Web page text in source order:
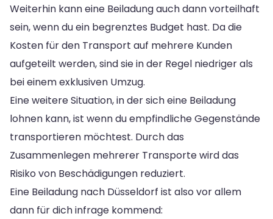
Weiterhin kann eine Beiladung auch dann vorteilhaft
sein, wenn du ein begrenztes Budget hast. Da die
Kosten für den Transport auf mehrere Kunden
aufgeteilt werden, sind sie in der Regel niedriger als
bei einem exklusiven Umzug.
Eine weitere Situation, in der sich eine Beiladung
lohnen kann, ist wenn du empfindliche Gegenstände
transportieren möchtest. Durch das
Zusammenlegen mehrerer Transporte wird das
Risiko von Beschädigungen reduziert.
Eine Beiladung nach Düsseldorf ist also vor allem
dann für dich infrage kommend: